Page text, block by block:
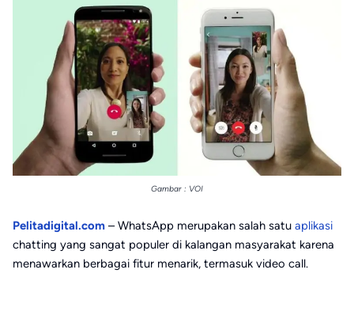
Gambar : VOI
Pelitadigital.com – WhatsApp merupakan salah satu aplikasi
chatting yang sangat populer di kalangan masyarakat karena
menawarkan berbagai fitur menarik, termasuk video call.